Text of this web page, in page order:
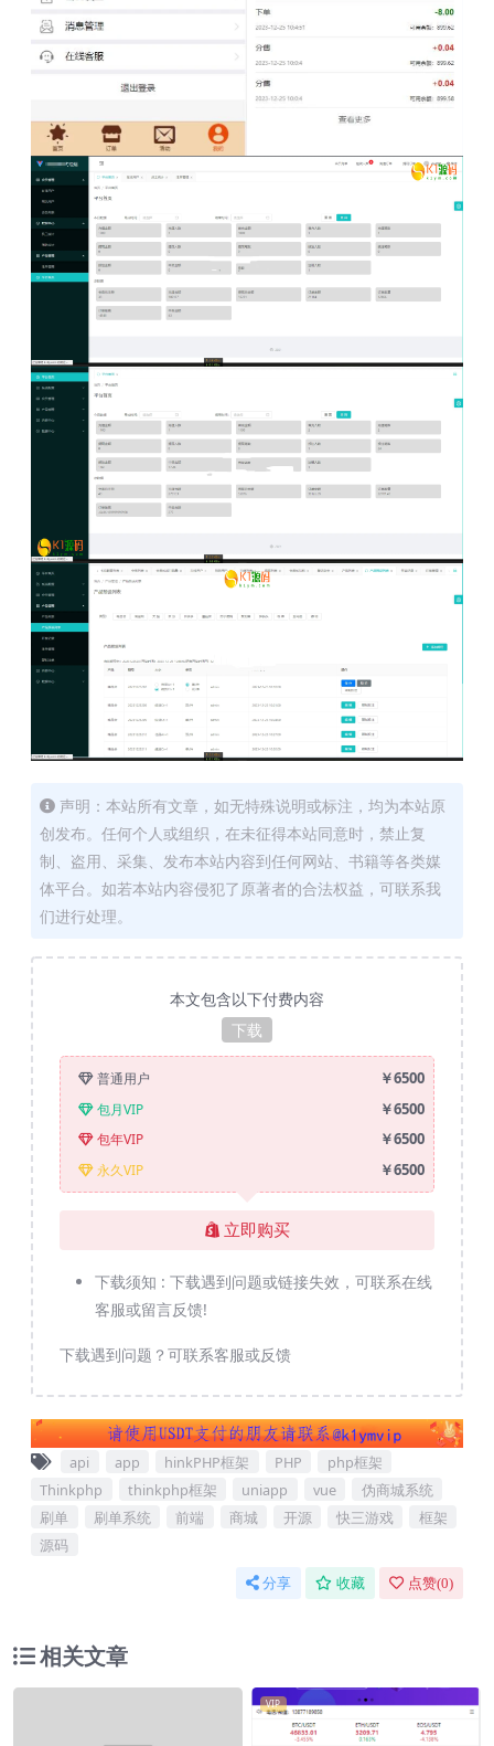
声明：本站所有文章，如无特殊说明或标注，均为本站原
创发布。任何个人或组织，在未征得本站同意时，禁止复
制、盗用、采集、发布本站内容到任何网站、书籍等各类媒
体平台。如若本站内容侵犯了原著者的合法权益，可联系我
们进行处理。
本文包含以下付费内容
下载
普通用户 ￥6500
包月VIP ￥6500
包年VIP ￥6500
永久VIP ￥6500
立即购买
下载须知 : 下载遇到问题或链接失效，可联系在线
客服或留言反馈!
下载遇到问题？可联系客服或反馈
api app hinkPHP框架 PHP
php框架
Thinkphp
thinkphp框架 uniapp vue
伪商城系统
刷单
刷单系统 前端 商城 开源 快三游戏
框架
源码
分享 收藏 点赞(0)
相关文章
VIP